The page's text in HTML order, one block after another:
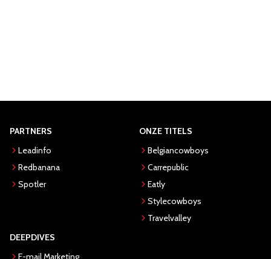
PARTNERS
Leadinfo
Redbanana
Spotler
ONZE TITELS
Belgiancowboys
Carrepublic
Eatly
Stylecowboys
Travelvalley
DEEPDIVES
E-mail Marketing